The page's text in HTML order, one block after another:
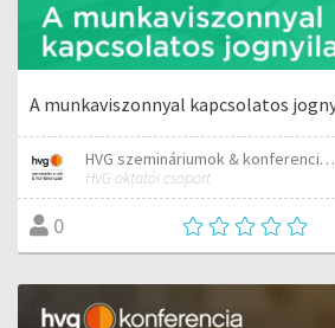
A munkaviszonnyal kapcsolatos
HVG szemináriumok & konferenciák
HVG oktatói csoport
0